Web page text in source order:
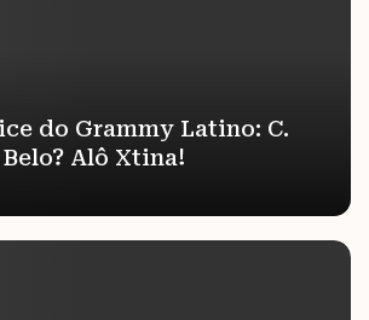
do Grammy Latino: C.
Alô Xtina!